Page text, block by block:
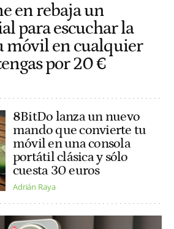
en rebaja un
para escuchar la
móvil en cualquier
por 20 €
8BitDo lanza un nuevo
mando que convierte tu
móvil en una consola
portátil clásica y sólo
cuesta 30 euros
Adrián Raya